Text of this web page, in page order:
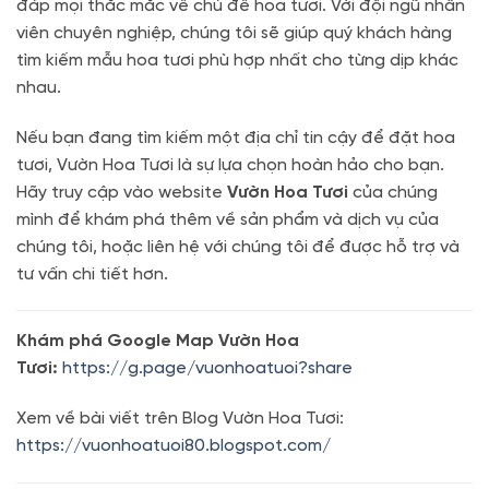
đáp mọi thắc mắc về chủ đề hoa tươi. Với đội ngũ nhân
viên chuyên nghiệp, chúng tôi sẽ giúp quý khách hàng
tìm kiếm mẫu hoa tươi phù hợp nhất cho từng dịp khác
nhau.
Nếu bạn đang tìm kiếm một địa chỉ tin cậy để đặt hoa
tươi, Vườn Hoa Tươi là sự lựa chọn hoàn hảo cho bạn.
Hãy truy cập vào website Vườn Hoa Tươi của chúng
mình để khám phá thêm về sản phẩm và dịch vụ của
chúng tôi, hoặc liên hệ với chúng tôi để được hỗ trợ và
tư vấn chi tiết hơn.
Khám phá Google Map Vườn Hoa
Tươi: https://g.page/vuonhoatuoi?share
Xem về bài viết trên Blog Vườn Hoa Tươi:
https://vuonhoatuoi80.blogspot.com/